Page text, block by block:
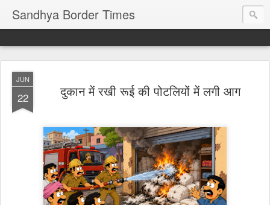
Sandhya Border Times
JUN
22 दुकान में रखी रूई की पोटलियों में लगी आग